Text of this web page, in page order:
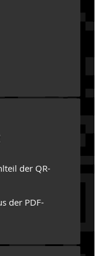
der QR-
der PDF-